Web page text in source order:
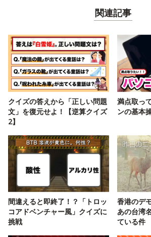
関連記事
クイズの答えから「正しい問題
文」を復元せよ！【逆算クイズ
2】
満点取っ
ンの基本
間違えると即終了！？「トロッ
コアドベンチャー風」クイズに
挑戦
香港のデ
あの台湾
ている件